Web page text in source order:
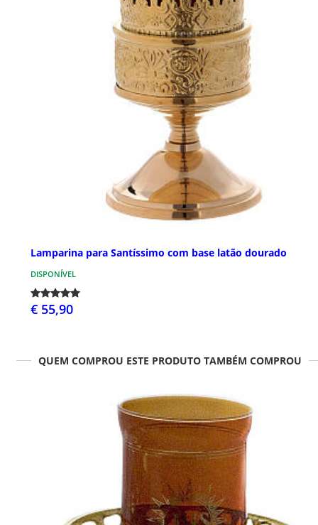
Lamparina para Santíssimo com base latão dourado
DISPONÍVEL
€ 55,90
QUEM COMPROU ESTE PRODUTO TAMBÉM COMPROU